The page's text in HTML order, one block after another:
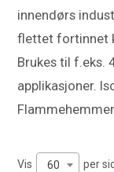
innendørs
flettet fortinnet
Brukes til f.eks.
applikasjoner.
Vis 60 per